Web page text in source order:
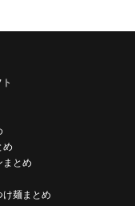
め
まとめ
け麺まとめ